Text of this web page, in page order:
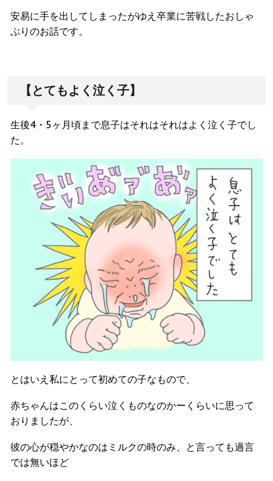
安易に手を出してしまったがゆえ卒業に苦戦したおしゃ
ぶりのお話です。
【とてもよく泣く子】
生後4・5ヶ月頃まで息子はそれはそれはよく泣く子でし
た。
とはいえ私にとって初めての子なもので、
赤ちゃんはこのくらい泣くものなのかーくらいに思って
おりましたが、
彼の心が穏やかなのはミルクの時のみ、と言っても過言
では無いほど